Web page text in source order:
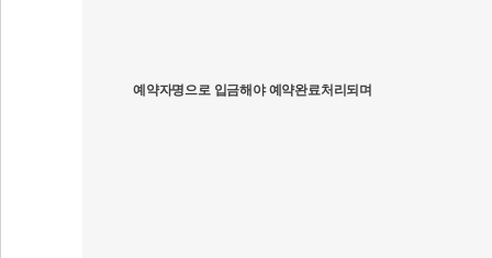
예약자명으로 입금해야 예약완료처리되며